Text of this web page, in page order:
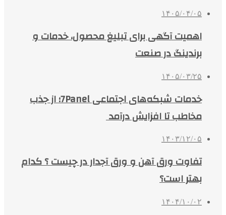
۱۴۰۵/۰۴/۰۵
اهمیت آگهی برای تبلیغ محصول، خدمات و
برندینگ در صنعت
۱۴۰۵/۰۳/۲۵
خدمات شبکه‌های اجتماعی 7Panel؛ از جذب
مخاطب تا افزایش درآمد
۱۴۰۳/۱۲/۰۵
تفاوت ورق آهن و ورق آجدار در چیست ؟ کدام
بهتر است؟
۱۴۰۴/۱۰/۰۲